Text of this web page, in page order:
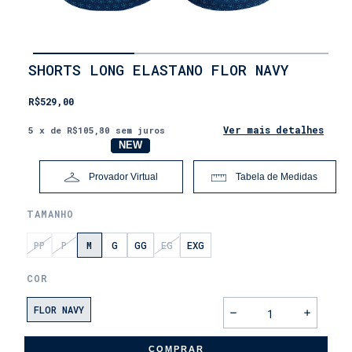
INÍCIO
•
•
•
MODELAGEM
SHORTS LONG ELASTANO FLOR NAVY
R$529,00
5 x de R$105,80 sem juros Ver mais detalhes
Provador Virtual
NOVO
NEW
Tabela de Medidas
TAMANHO
PP P M G GG EG EXG
COR
FLOR NAVY
COMPRAR